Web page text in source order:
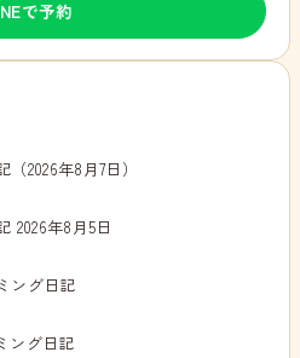
で予約
2026年8月7日）
2026年8月5日
ング日記
ング日記